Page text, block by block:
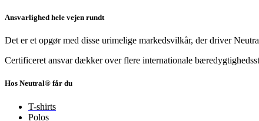
Ansvarlighed hele vejen rundt
Det er et opgør med disse urimelige markedsvilkår, der driver
Certificeret ansvar dækker over flere internationale
Hos Neutral® får du
T-shirts
Polos